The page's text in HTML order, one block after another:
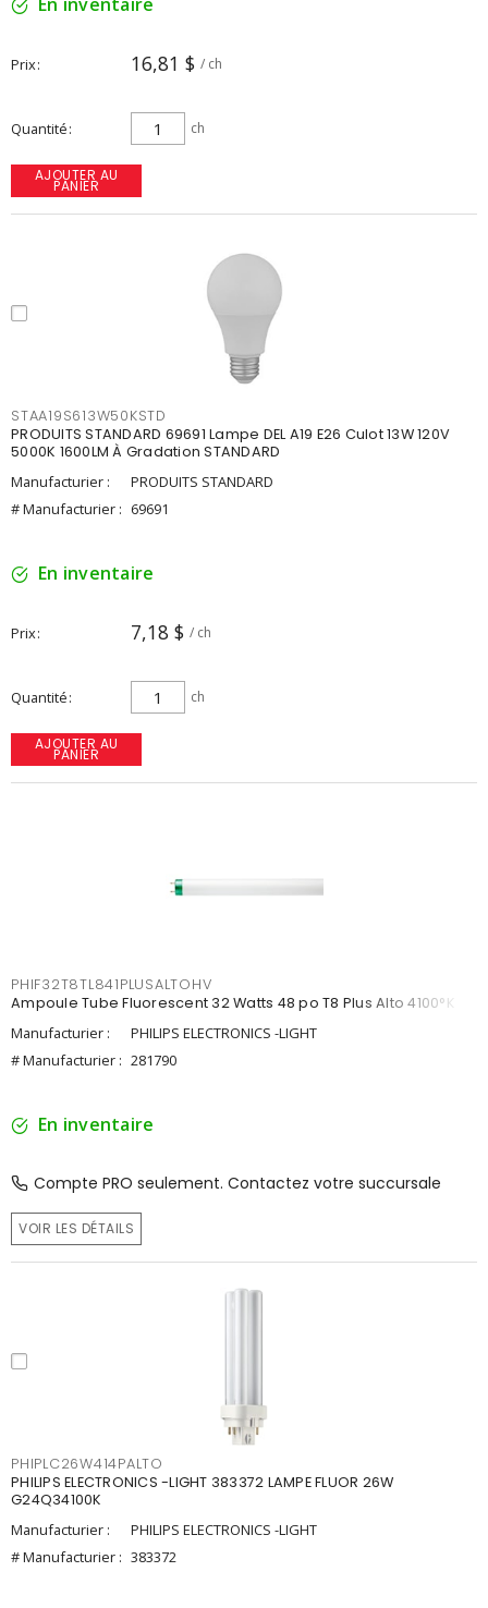
Prix 16,81 $ / ch
Quantité ch
AJOUTER AU
PANIER
STAA19S613W50KSTD
PRODUITS STANDARD 69691 Lampe DEL A19 E26 Culot 13W 120V
5000K 1600LM À Gradation STANDARD
Manufacturier :
PRODUITS STANDARD
# Manufacturier : 69691
En inventaire
Prix 7,18 $ / ch
Quantité ch
AJOUTER AU
PANIER
PHIF32T8TL841PLUSALTOHV
Ampoule Tube Fluorescent 32 Watts 48 po T8 Plus Alto 4100°K
Manufacturier :
PHILIPS ELECTRONICS -LIGHT
# Manufacturier : 281790
En inventaire
Compte PRO seulement. Contactez votre succursale
VOIR LES DÉTAILS
PHIPLC26W414PALTO
PHILIPS ELECTRONICS -LIGHT 383372 LAMPE FLUOR 26W
G24Q34100K
Manufacturier :
PHILIPS ELECTRONICS -LIGHT
# Manufacturier : 383372